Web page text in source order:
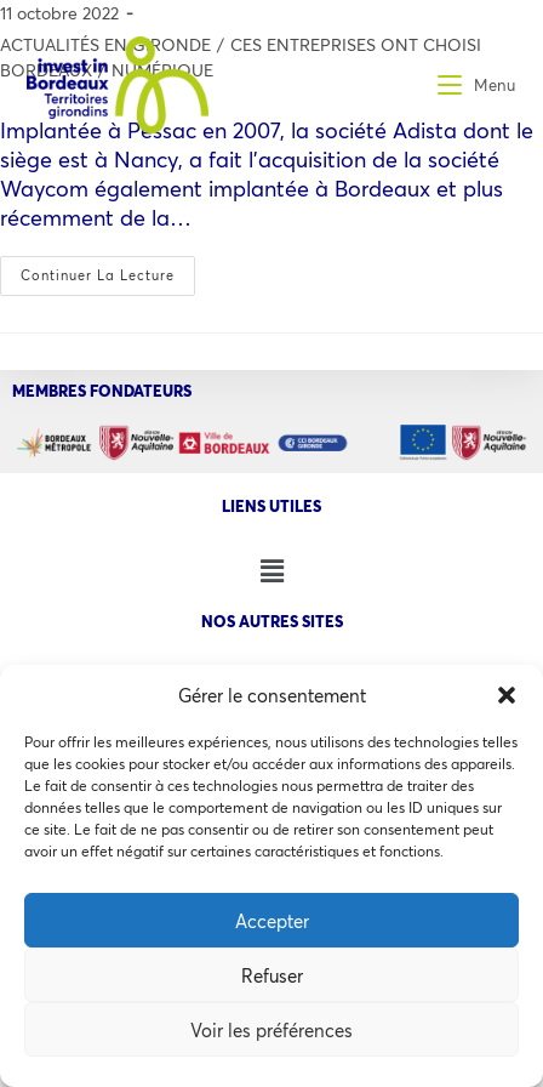
Gérer le consentement
Pour offrir les meilleures expériences, nous utilisons des technologies telles
que les cookies pour stocker et/ou accéder aux informations des appareils.
Le fait de consentir à ces technologies nous permettra de traiter des
données telles que le comportement de navigation ou les ID uniques sur
ce site. Le fait de ne pas consentir ou de retirer son consentement peut
avoir un effet négatif sur certaines caractéristiques et fonctions.
Accepter
Refuser
Voir les préférences
Ce site utilise des cookies pour les statistiques et pour
politique de confidentialité
Accepter
Refuser
Préférences des cookies
Menu
11 octobre 2022
ACTUALITÉS EN GIRONDE / CES ENTREPRISES ONT CHOISI
BORDEAUX / NUMÉRIQUE
Implantée à Pessac en 2007, la société Adista dont le
siège est à Nancy, a fait l’acquisition de la société
Waycom également implantée à Bordeaux et plus
récemment de la…
Continuer La Lecture
MEMBRES FONDATEURS
LIENS UTILES
NOS AUTRES SITES
COPYRIGHT @ 2026 - INVEST IN BORDEAUX - 32 Allées d'Orléans
33000 Bordeaux